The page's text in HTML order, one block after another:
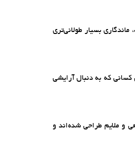
بسیار طولانی‌تری
که به دنبال آرایشی
و ملایم طراحی شده‌اند و